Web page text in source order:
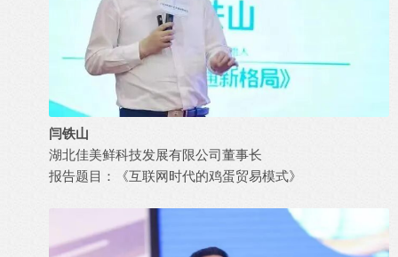
闫铁山
湖北佳美鲜科技发展有限公司董事长
报告题目：《互联网时代的鸡蛋贸易模式》